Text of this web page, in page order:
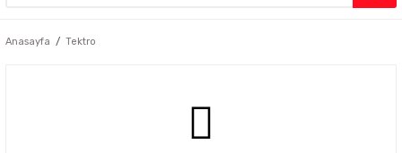
Anasayfa Tektro